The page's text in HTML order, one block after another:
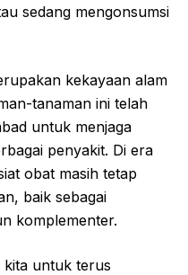
sedang mengonsumsi
kekayaan alam
tanaman ini telah
untuk menjaga
penyakit. Di era
obat masih tetap
baik sebagai
komplementer.
kita untuk terus